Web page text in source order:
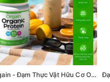
Orgain - Đạm Thực Vật Hữu Cơ Orgain Không Chất Làm Ngọt 720gr